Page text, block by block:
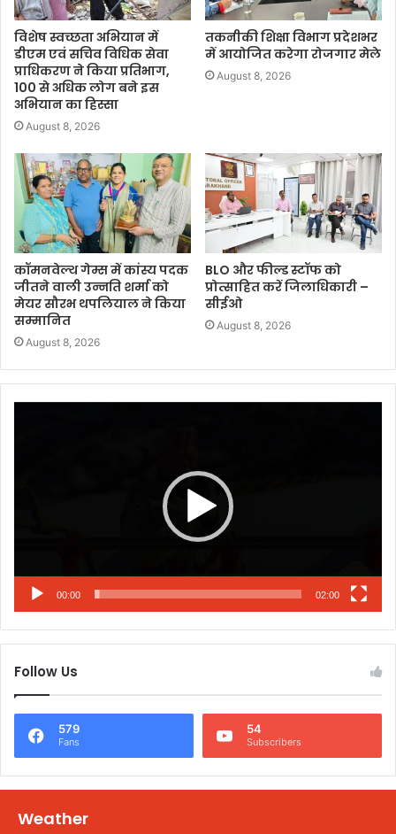
विशेष स्वच्छता अभियान में
डीएम एवं सचिव विधिक सेवा
प्राधिकरण ने किया प्रतिभाग,
100 से अधिक लोग बने इस
अभियान का हिस्सा
August 8, 2026
तकनीकी शिक्षा विभाग प्रदेशभर
में आयोजित करेगा रोजगार मेले
August 8, 2026
कॉमनवेल्थ गेम्स में कांस्य पदक
जीतने वाली उन्नति शर्मा को
मेयर सौरभ थपलियाल ने किया
सम्मानित
August 8, 2026
BLO और फील्ड स्टॉफ को
प्रोत्साहित करें जिलाधिकारी –
सीईओ
August 8, 2026
00:00 02:00
Follow Us
579
Fans
54
Subscribers
Weather